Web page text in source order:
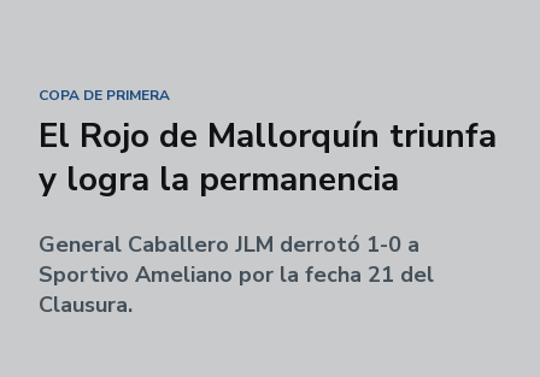
COPA DE PRIMERA
El Rojo de Mallorquín triunfa
y logra la permanencia
General Caballero JLM derrotó 1-0 a
Sportivo Ameliano por la fecha 21 del
Clausura.